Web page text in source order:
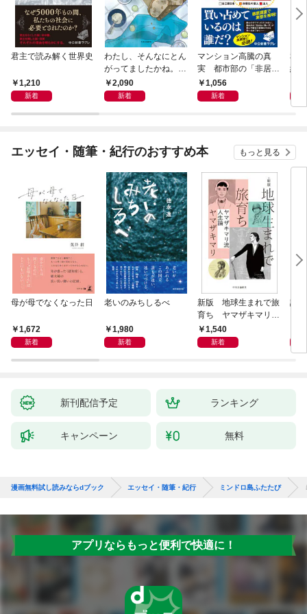
君主で読み解く世界史
1,210
新着
わたし、そんなにとん
がってましたかね。
獅子座、Ａ型、丙午は
めぐる
2,090
新着
マンション高騰の真
実 都市部の「非居住
化」が街を壊す
1,056
新着
私
紀
エッセイ・随筆・紀行のおすすめ本 もっと見る
母が母でなくなった日
1,672
新着
老いのみちしるべ
1,980
新着
新版 地球生まれで旅
育ち ヤマザキマリ流
人生論
1,540
新着
談
新刊配信予定 ランキング
キャンペーン 無料
漫画無料試し読みならdブック エッセイ・随筆・紀行 ミンドロ島ふたたび
アプリならもっと便利で快適に！